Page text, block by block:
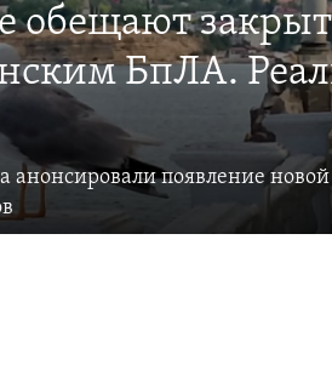
обещают
БпЛА.
анонсировали появление